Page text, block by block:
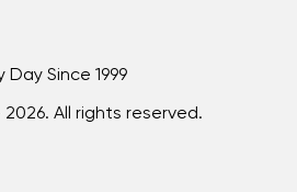
Day Since 1999
2026. All rights reserved.